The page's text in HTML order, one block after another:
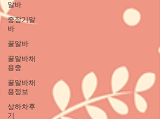
알바
중장기알
바
꿀알바
꿀알바채
용중
꿀알바채
용정보
상하차후
기